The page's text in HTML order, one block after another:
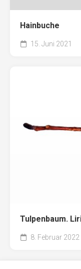
Hainbuche
15. Juni 2021
Tulpenbaum.
8. Februar 2022